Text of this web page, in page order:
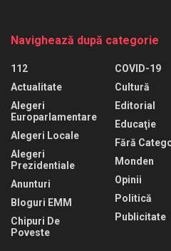
Navighează după categorie
112
Actualitate
Alegeri
Europarlamentare
Alegeri Locale
Alegeri
Prezidentiale
Anunturi
Bloguri EMM
Chipuri De
Poveste
COVID-19
Cultură
Editorial
Educaţie
Fără
Monden
Opinii
Politică
Publicitate